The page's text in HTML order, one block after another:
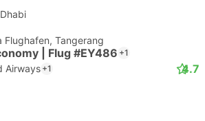
Flughafen, Tangerang
| Flug #EY486 +1
Airways+1 4.7